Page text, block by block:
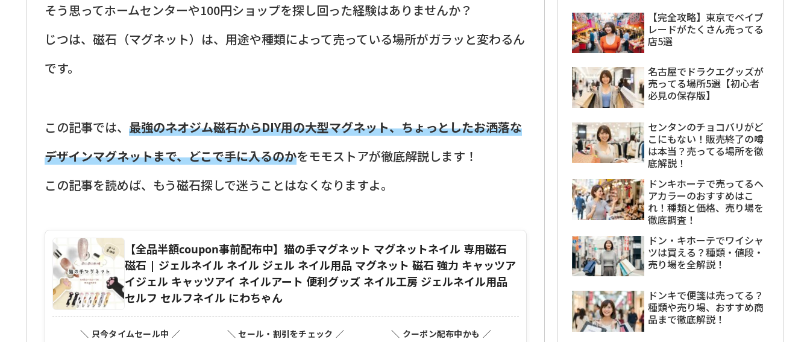
そう思ってホームセンターや100円ショップを探し回った経験はありませんか？
じつは、磁石（マグネット）は、用途や種類によって売っている場所がガラッと変わるん
です。
この記事では、 最強のネオジム磁石からDIY用の大型マグネット、ちょっとしたお洒落な
デザインマグネットまで、どこで手に入るのかをモモストアが徹底解説します！
この記事を読めば、もう磁石探しで迷うことはなくなりますよ。
【全品半額coupon事前配布中】猫の手マグネット マグネットネイル 専用磁石
磁石 | ジェルネイル ネイル ジェル ネイル用品 マグネット 磁石 強力 キャッツア
イジェル キャッツアイ ネイルアート 便利グッズ ネイル工房 ジェルネイル用品
セルフ セルフネイル にわちゃん
＼ 只今タイムセール中 ／ ＼ セール・割引をチェック ／ ＼ クーポン配布中かも ／
【完全攻略】東京でベイブ
レードがたくさん売ってる
店5選
名古屋でドラクエグッズが
売ってる場所5選【初心者
必見の保存版】
センタンのチョコバリがど
こにもない！販売終了の噂
は本当？売ってる場所を徹
底解説！
ドンキホーテで売ってるヘ
アカラーのおすすめはこ
れ！種類と価格、売り場を
徹底調査！
ドン・キホーテでワイシャ
ツは買える？種類・値段・
売り場を全解説！
ドンキで便箋は売ってる？
種類や売り場、おすすめ商
品まで徹底解説！